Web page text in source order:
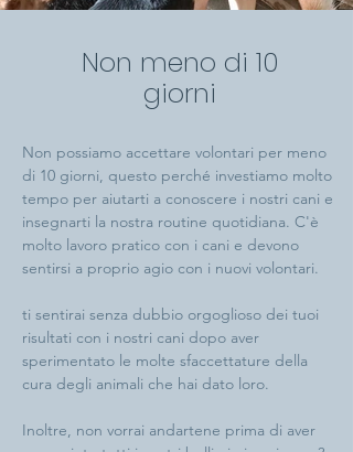
Non meno di 10
giorni
Non possiamo accettare volontari per meno
di 10 giorni, questo perché investiamo molto
tempo per aiutarti a conoscere i nostri cani e
insegnarti la nostra routine quotidiana. C'è
molto lavoro pratico con i cani e devono
sentirsi a proprio agio con i nuovi volontari.
ti sentirai senza dubbio orgoglioso dei tuoi
risultati con i nostri cani dopo aver
sperimentato le molte sfaccettature della
cura degli animali che hai dato loro.
Inoltre, non vorrai andartene prima di aver